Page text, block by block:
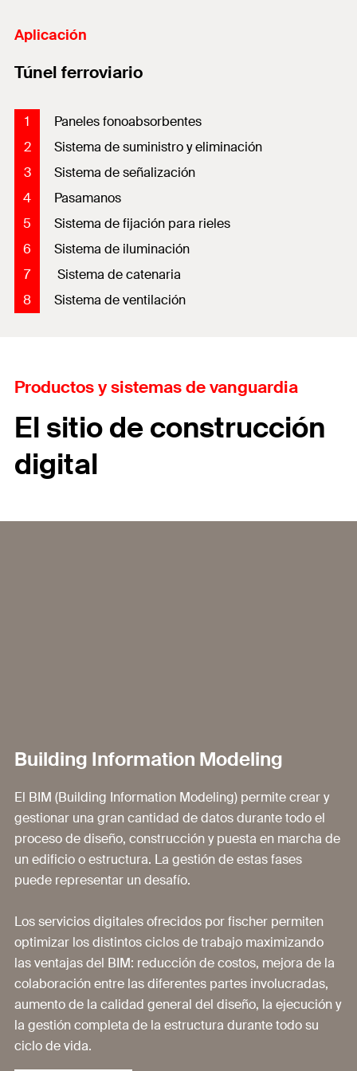
Aplicación
Túnel ferroviario
1
Paneles fonoabsorbentes
2
Sistema de suministro y eliminación
3
Sistema de señalización
4
Pasamanos
5
Sistema de fijación para rieles
6
Sistema de iluminación
7
Sistema de catenaria
8
Sistema de ventilación
Productos y sistemas de vanguardia
El sitio de construcción
digital
Building Information Modeling
El BIM (Building Information Modeling) permite crear y
gestionar una gran cantidad de datos durante todo el
proceso de diseño, construcción y puesta en marcha de
un edificio o estructura. La gestión de estas fases
puede representar un desafío.
Los servicios digitales ofrecidos por fischer permiten
optimizar los distintos ciclos de trabajo maximizando
las ventajas del BIM: reducción de costos, mejora de la
colaboración entre las diferentes partes involucradas,
aumento de la calidad general del diseño, la ejecución y
la gestión completa de la estructura durante todo su
ciclo de vida.